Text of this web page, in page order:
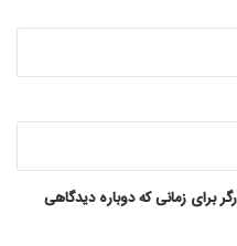
برای زمانی که دوباره دیدگاهی